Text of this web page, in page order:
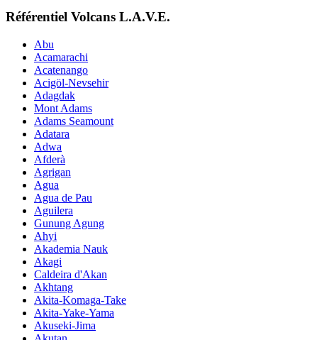
Référentiel Volcans L.A.V.E.
Abu
Acamarachi
Acatenango
Acigöl-Nevsehir
Adagdak
Mont Adams
Adams Seamount
Adatara
Adwa
Afderà
Agrigan
Agua
Agua de Pau
Aguilera
Gunung Agung
Ahyi
Akademia Nauk
Akagi
Caldeira d'Akan
Akhtang
Akita-Komaga-Take
Akita-Yake-Yama
Akuseki-Jima